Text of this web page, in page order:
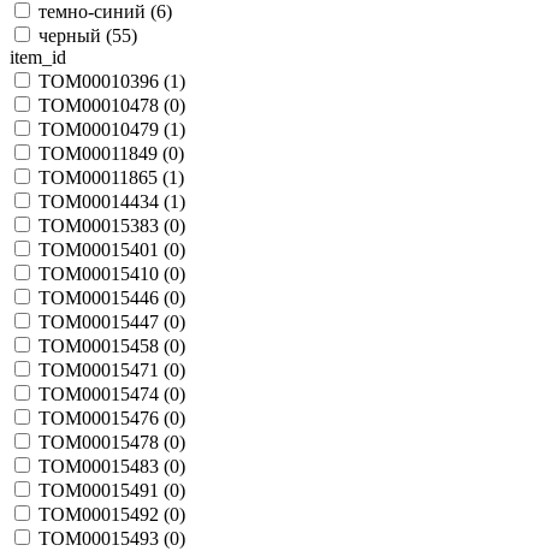
темно-синий (6)
черный (55)
item_id
TOM00010396 (1)
TOM00010478 (0)
TOM00010479 (1)
TOM00011849 (0)
TOM00011865 (1)
TOM00014434 (1)
TOM00015383 (0)
TOM00015401 (0)
TOM00015410 (0)
TOM00015446 (0)
TOM00015447 (0)
TOM00015458 (0)
TOM00015471 (0)
TOM00015474 (0)
TOM00015476 (0)
TOM00015478 (0)
TOM00015483 (0)
TOM00015491 (0)
TOM00015492 (0)
TOM00015493 (0)